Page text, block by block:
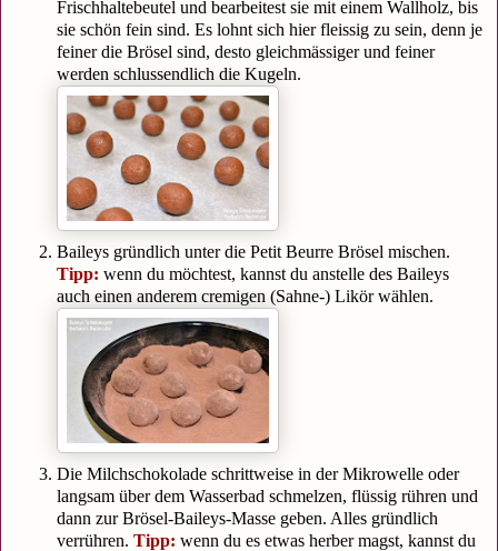
Frischhaltebeutel und bearbeitest sie mit einem Wallholz, bis
sie schön fein sind. Es lohnt sich hier fleissig zu sein, denn je
feiner die Brösel sind, desto gleichmässiger und feiner
werden schlussendlich die Kugeln.
Baileys gründlich unter die Petit Beurre Brösel mischen.
Tipp: wenn du möchtest, kannst du anstelle des Baileys
auch einen anderem cremigen (Sahne-) Likör wählen.
Die Milchschokolade schrittweise in der Mikrowelle oder
langsam über dem Wasserbad schmelzen, flüssig rühren und
dann zur Brösel-Baileys-Masse geben. Alles gründlich
verrühren. Tipp: wenn du es etwas herber magst, kannst du